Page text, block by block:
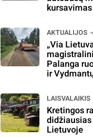
kursavimas
AKTUALIJOS
„Via
Palanga
ir
LAISVALAIKIS
Kretingos
Lietuvoje